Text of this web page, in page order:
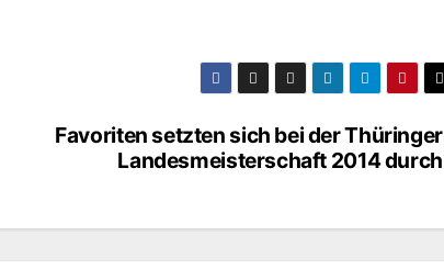
Favoriten setzten sich bei der Thüringer
Landesmeisterschaft 2014 durch